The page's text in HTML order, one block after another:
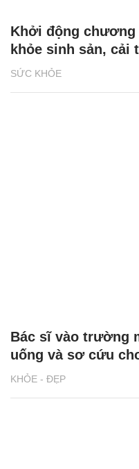
SỨC KHỎE
Khởi động
khỏe sinh sản, cải
KHỎE - ĐẸP
Bác sĩ vào trường
uống và sơ cứu